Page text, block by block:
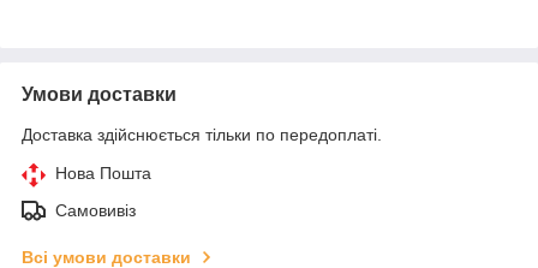
Умови доставки
Доставка здійснюється тільки по передоплаті.
Нова Пошта
Самовивіз
Всі умови доставки